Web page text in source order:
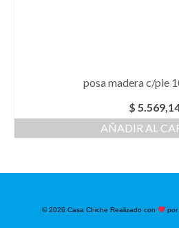
posa madera c/pie
$
AÑADIR AL
© 2026 Casa Chiche Realizado con por